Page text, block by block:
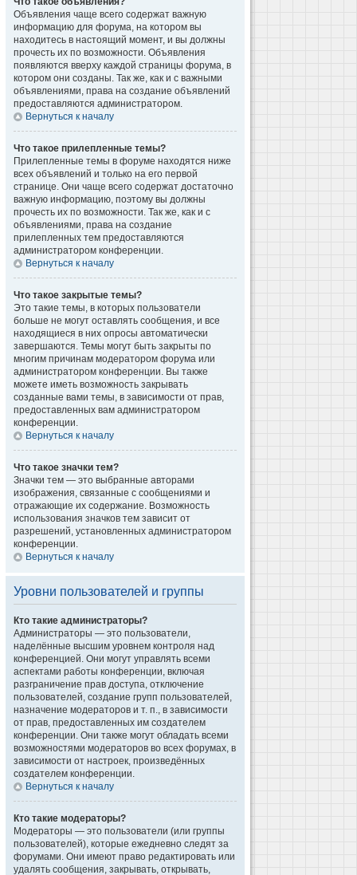
Объявления чаще всего содержат важную
информацию для форума, на котором вы
находитесь в настоящий момент, и вы должны
прочесть их по возможности. Объявления
появляются вверху каждой страницы форума, в
котором они созданы. Так же, как и с важными
объявлениями, права на создание объявлений
предоставляются администратором.
Вернуться к началу
Что такое прилепленные темы?
Прилепленные темы в форуме находятся ниже
всех объявлений и только на его первой
странице. Они чаще всего содержат достаточно
важную информацию, поэтому вы должны
прочесть их по возможности. Так же, как и с
объявлениями, права на создание
прилепленных тем предоставляются
администратором конференции.
Вернуться к началу
Что такое закрытые темы?
Это такие темы, в которых пользователи
больше не могут оставлять сообщения, и все
находящиеся в них опросы автоматически
завершаются. Темы могут быть закрыты по
многим причинам модератором форума или
администратором конференции. Вы также
можете иметь возможность закрывать
созданные вами темы, в зависимости от прав,
предоставленных вам администратором
конференции.
Вернуться к началу
Что такое значки тем?
Значки тем — это выбранные авторами
изображения, связанные с сообщениями и
отражающие их содержание. Возможность
использования значков тем зависит от
разрешений, установленных администратором
конференции.
Вернуться к началу
Уровни пользователей и группы
Кто такие администраторы?
Администраторы — это пользователи,
наделённые высшим уровнем контроля над
конференцией. Они могут управлять всеми
аспектами работы конференции, включая
разграничение прав доступа, отключение
пользователей, создание групп пользователей,
назначение модераторов и т. п., в зависимости
от прав, предоставленных им создателем
конференции. Они также могут обладать всеми
возможностями модераторов во всех форумах, в
зависимости от настроек, произведённых
создателем конференции.
Вернуться к началу
Кто такие модераторы?
Модераторы — это пользователи (или группы
пользователей), которые ежедневно следят за
форумами. Они имеют право редактировать или
удалять сообщения, закрывать, открывать,